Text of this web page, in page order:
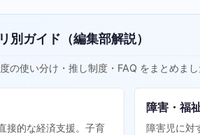
別ガイド（編集部解説）
の使い分け・推し制度・FAQ をまとめまし
接的な経済支援。子育
障害・福
障害児に対